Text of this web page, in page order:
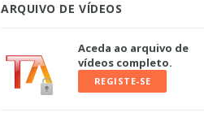
ARQUIVO DE VÍDEOS
Aceda ao arquivo de
vídeos completo.
REGISTE-SE